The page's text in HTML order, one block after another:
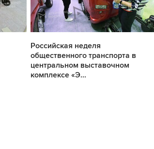
Российская неделя
общественного транспорта в
центральном выставочном
комплексе «Э...